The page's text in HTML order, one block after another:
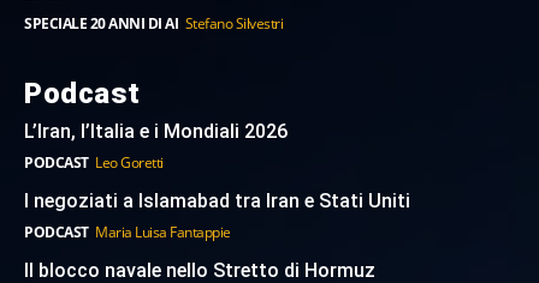
SPECIALE 20 ANNI DI AI Stefano Silvestri
Podcast
L’Iran, l’Italia e i Mondiali 2026
PODCAST Leo Goretti
I negoziati a Islamabad tra Iran e Stati Uniti
PODCAST Maria Luisa Fantappie
Il blocco navale nello Stretto di Hormuz